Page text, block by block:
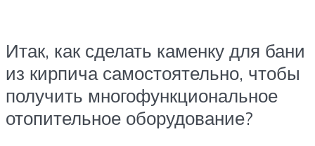
Итак, как сделать каменку для бани
из кирпича самостоятельно, чтобы
получить многофункциональное
отопительное оборудование?